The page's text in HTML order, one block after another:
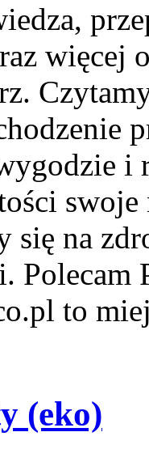
więcej
i
się na
Polecam
to
(eko)